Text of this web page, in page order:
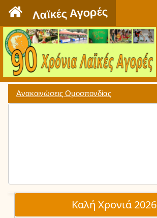
Λαϊκές Αγορές
Ανακοινώσεις Ομοσπονδίας
Καλή Χρονιά 2026